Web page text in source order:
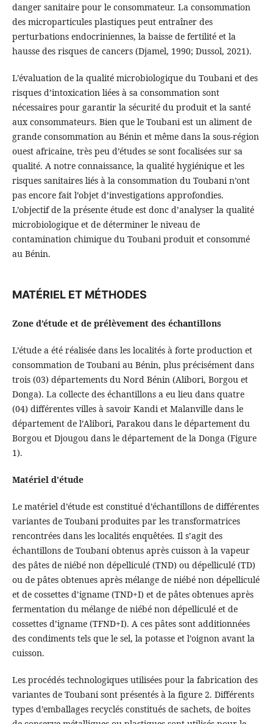
danger sanitaire pour le consommateur. La consommation
des microparticules plastiques peut entraîner des
perturbations endocriniennes, la baisse de fertilité et la
hausse des risques de cancers (Djamel, 1990; Dussol, 2021).
L’évaluation de la qualité microbiologique du Toubani et des
risques d’intoxication liées à sa consommation sont
nécessaires pour garantir la sécurité du produit et la santé
aux consommateurs. Bien que le Toubani est un aliment de
grande consommation au Bénin et même dans la sous-région
ouest africaine, très peu d’études se sont focalisées sur sa
qualité. A notre connaissance, la qualité hygiénique et les
risques sanitaires liés à la consommation du Toubani n’ont
pas encore fait l’objet d’investigations approfondies.
L’objectif de la présente étude est donc d’analyser la qualité
microbiologique et de déterminer le niveau de
contamination chimique du Toubani produit et consommé
au Bénin.
MATÉRIEL ET MÉTHODES
Zone d’étude et de prélèvement des échantillons
L’étude a été réalisée dans les localités à forte production et
consommation de Toubani au Bénin, plus précisément dans
trois (03) départements du Nord Bénin (Alibori, Borgou et
Donga). La collecte des échantillons a eu lieu dans quatre
(04) différentes villes à savoir Kandi et Malanville dans le
département de l’Alibori, Parakou dans le département du
Borgou et Djougou dans le département de la Donga (Figure
1).
Matériel d'étude
Le matériel d’étude est constitué d’échantillons de différentes
variantes de Toubani produites par les transformatrices
rencontrées dans les localités enquêtées. Il s’agit des
échantillons de Toubani obtenus après cuisson à la vapeur
des pâtes de niébé non dépelliculé (TND) ou dépelliculé (TD)
ou de pâtes obtenues après mélange de niébé non dépelliculé
et de cossettes d’igname (TND+I) et de pâtes obtenues après
fermentation du mélange de niébé non dépelliculé et de
cossettes d’igname (TFND+I). A ces pâtes sont additionnées
des condiments tels que le sel, la potasse et l’oignon avant la
cuisson.
Les procédés technologiques utilisées pour la fabrication des
variantes de Toubani sont présentés à la figure 2. Différents
types d’emballages recyclés constitués de sachets, de boites